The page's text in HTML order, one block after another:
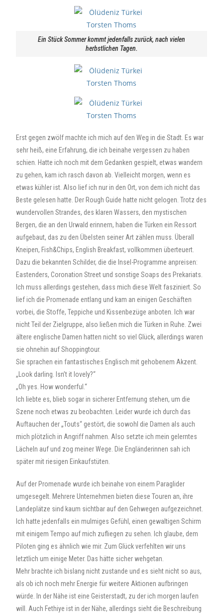
Ein Stück Sommer kommt jedenfalls zurück, nach vielen
herbstlichen Tagen.
Erst gegen zwölf machte ich mich auf den Weg in die Stadt. Es war
sehr heiß, eine Erfahrung, die ich beinahe vergessen zu haben
schien. Hatte ich noch mit dem Gedanken gespielt, etwas wandern
zu gehen, kam ich rasch davon ab. Vielleicht morgen, wenn es
etwas kühler ist. Also lief ich nur in den Ort, von dem ich nicht das
Beste gelesen hatte. Der Rough Guide hatte nicht gelogen. Trotz des
wundervollen Strandes, des klaren Wassers, den mystischen
Bergen, die an den Urwald erinnern, haben die Türken ein Ressort
aufgebaut, das zu den Übelsten seiner Art zählen muss. Überall
Kneipen, Fish&Chips, English Breakfast, vollkommen überteuert.
Dazu die bekannten Schilder, die die Insel-Programme anpreisen:
Eastenders, Coronation Street und sonstige Soaps des Prekariats.
Ich muss allerdings gestehen, dass mich diese Welt fasziniert. So
lief ich die Promenade entlang und kam an einigen Geschäften
vorbei, die Stoffe, Teppiche und Kissenbezüge anboten. Ich war
nicht Teil der Zielgruppe, also ließen mich die Türken in Ruhe. Zwei
ältere englische Damen hatten nicht so viel Glück, allerdings waren
sie ohnehin auf Shoppingtour.
Sie sprachen ein fantastisches Englisch mit gehobenem Akzent.
„Look darling. Isn’t it lovely?“
„Oh yes. How wonderful.“
Ich liebte es, blieb sogar in sicherer Entfernung stehen, um die
Szene noch etwas zu beobachten. Leider wurde ich durch das
Auftauchen der „Touts“ gestört, die sowohl die Damen als auch
mich plötzlich in Angriff nahmen. Also setzte ich mein gelerntes
Lächeln auf und zog meiner Wege. Die Engländerinnen sah ich
später mit riesigen Einkaufstüten.
Auf der Promenade wurde ich beinahe von einem Paraglider
umgesegelt. Mehrere Unternehmen bieten diese Touren an, ihre
Landeplätze sind kaum sichtbar auf den Gehwegen aufgezeichnet.
Ich hatte jedenfalls ein mulmiges Gefühl, einen gewaltigen Schirm
mit einigem Tempo auf mich zufliegen zu sehen. Ich glaube, dem
Piloten ging es ähnlich wie mir. Zum Glück verfehlten wir uns
letztlich um einige Meter. Das hätte sicher wehgetan.
Mehr brachte ich bislang nicht zustande und es sieht nicht so aus,
als ob ich noch mehr Energie für weitere Aktionen aufbringen
würde. In der Nähe ist eine Geisterstadt, zu der ich morgen laufen
will. Auch Fethiye ist in der Nähe, allerdings sieht die Beschreibung